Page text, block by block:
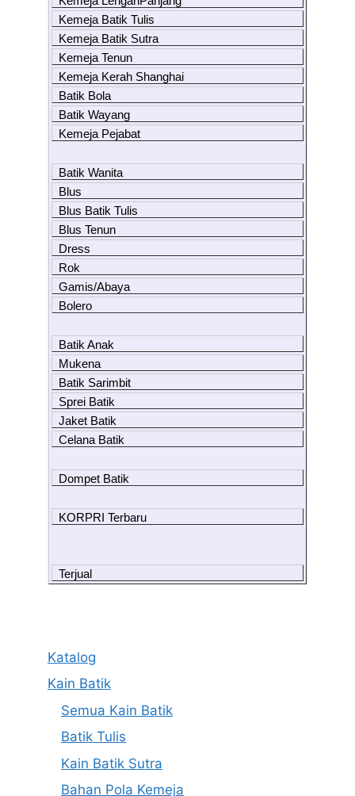
Kemeja Batik Tulis
Kemeja Batik Sutra
Kemeja Tenun
Kemeja Kerah Shanghai
Batik Bola
Batik Wayang
Kemeja Pejabat
Batik Wanita
Blus
Blus Batik Tulis
Blus Tenun
Dress
Rok
Gamis/Abaya
Bolero
Batik Anak
Mukena
Batik Sarimbit
Sprei Batik
Jaket Batik
Celana Batik
Dompet Batik
KORPRI Terbaru
Terjual
Katalog
Kain Batik
Semua Kain Batik
Batik Tulis
Kain Batik Sutra
Bahan Pola Kemeja